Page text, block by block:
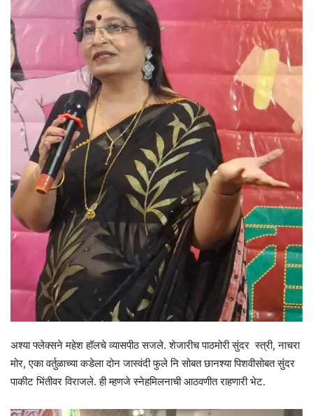
अश्या फ्लेक्सने महेश हॉलचे व्यासपीठ सजले. शेजारीच पाठमोरी सुंदर स्त्री, नाचरा
मोर, एका वर्तुळाच्या कडेला दोन जास्वंदी फुले नि सोबत छानश्या पिशवीसोबत सुंदर
पाकीट भिंतीवर विराजले. ही म्हणजे स्नेहमिलनाची आठवणीत राहणारी भेट.